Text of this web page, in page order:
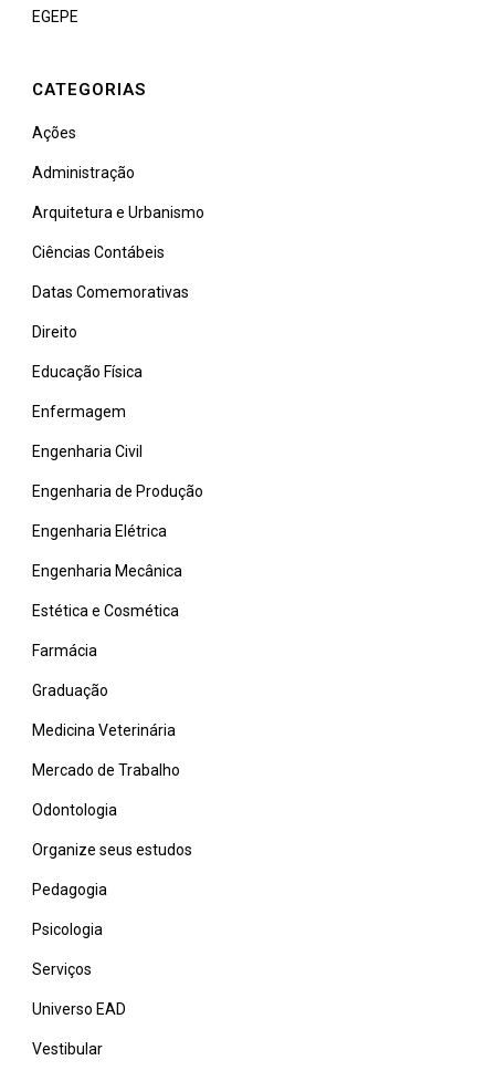
EGEPE
CATEGORIAS
Ações
Administração
Arquitetura e Urbanismo
Ciências Contábeis
Datas Comemorativas
Direito
Educação Física
Enfermagem
Engenharia Civil
Engenharia de Produção
Engenharia Elétrica
Engenharia Mecânica
Estética e Cosmética
Farmácia
Graduação
Medicina Veterinária
Mercado de Trabalho
Odontologia
Organize seus estudos
Pedagogia
Psicologia
Serviços
Universo EAD
Vestibular